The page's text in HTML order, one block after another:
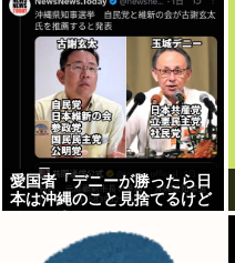
愛国者「デニーが勝ったら日
本は沖縄のこと見捨てるけど